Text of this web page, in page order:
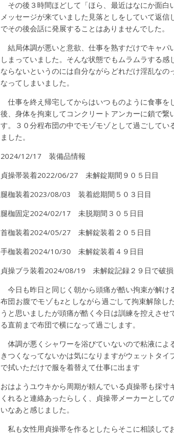
その後３時間ほどして「ほら、最近はなにか面白
メッセージが来ていました見落としをしていて返信
でその後会話に発展することはありませんでした。
結局体調が悪いと意欲、仕事を熟すだけでキャパ
しまっていました。そんな状態でもムラムラする感
ならないというのには自分ながらどれだけ淫乱なの
なってしまいました。
仕事を終え帰宅してからはいつものように食事を
後、身体を拘束してコンクリートアンカーに鎖で繋
す。３０分程布団の中でモゾモゾとして過ごしてい
ました。
2024/12/17 装備品情報
貞操帯装着2022/06/27 未解錠期間９０５日目
腿枷装着2023/08/03 装着総期間５０３日目
腿枷固定2024/02/17 未脱期間３０５日目
首枷装着2024/05/27 未解錠装着２０５日目
手枷装着2024/10/30 未解錠装着４９日目
貞操ブラ装着2024/08/19 未解錠記録２９日で破
今日も昨日と同じく朝から頭痛が酷い拘束が解け
布団お腹でモゾもzとしながら過ごして拘束解除し
うと思いましたが頭痛が酷く今日は訓練を控えさせ
る直前まで布団で横になって過ごします。
体調が悪くシャワーを浴びていないので粘液によ
きつくなってないかは気になりますがウェットタイ
で拭いただけで服を着替えて仕事に出ます
おはようユウキから周期が頼んでいる貞操帯も採寸
くれると連絡あったらしく、貞操帯メーカーとして
いなあと感じました。
私も女性用貞操帯を作るとしたらそこに相談して